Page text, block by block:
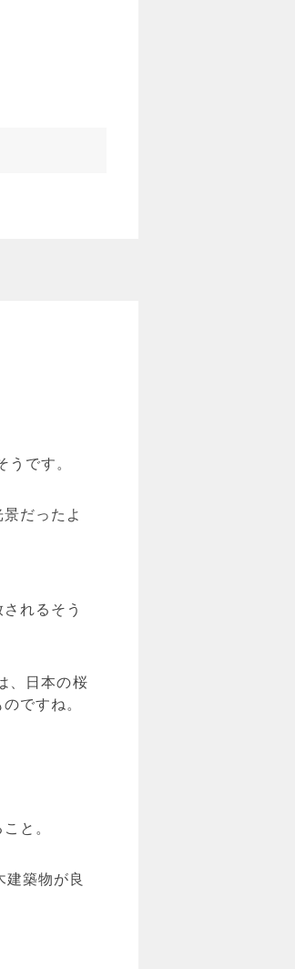
です。
だったよ
れるそう
、日本の桜
ですね。
と。
築物が良